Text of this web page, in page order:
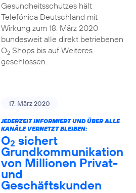
Gesundheitsschutzes hält
Telefónica Deutschland mit
Wirkung zum 18. März 2020
bundesweit alle direkt betriebenen
O2Shops bis auf Weiteres
geschlossen.
17. März 2020
JEDERZEIT INFORMIERT UND ÜBER ALLE
KANÄLE VERNETZT BLEIBEN:
O2 sichert
Grundkommunikation
von Millionen Privat-
und
Geschäftskunden